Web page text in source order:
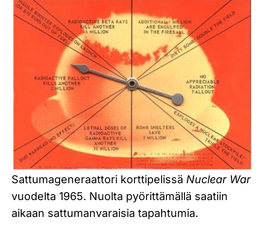
Sattumageneraattori korttipelissä Nuclear War
vuodelta 1965. Nuolta pyörittämällä saatiin
aikaan sattumanvaraisia tapahtumia.